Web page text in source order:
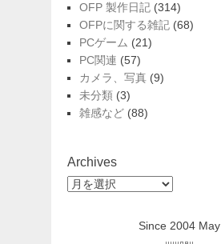
OFP 製作日記 (314)
OFPに関する雑記 (68)
PCゲーム (21)
PC関連 (57)
カメラ、写真 (9)
未分類 (3)
雑感など (88)
Archives
Archives
Since 2004 May